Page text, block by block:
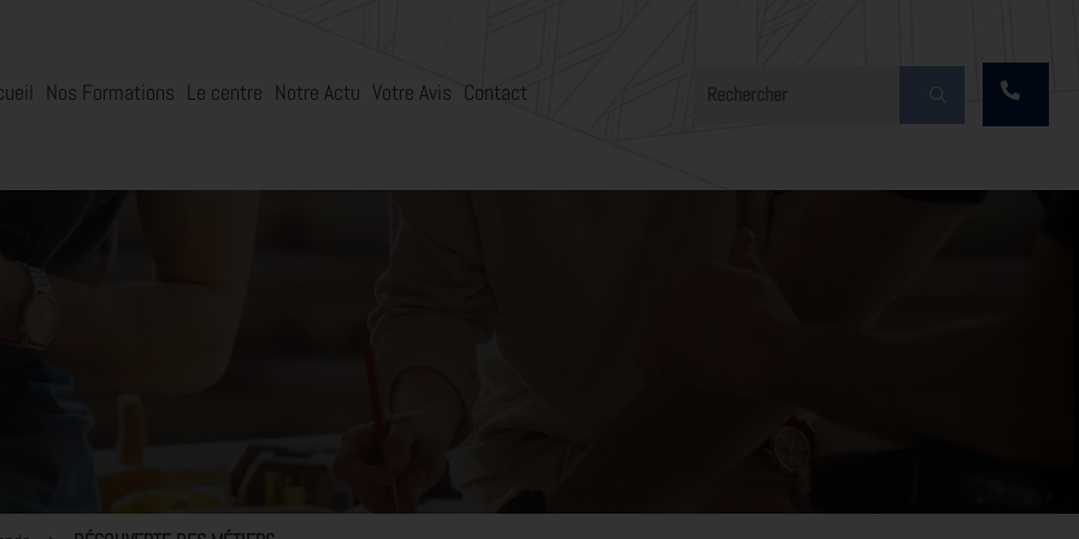
Nos Formations Le centre Notre Actu Votre Avis Contact